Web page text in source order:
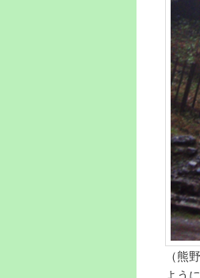
（熊
よう